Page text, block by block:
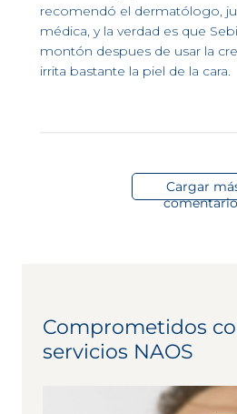
recomendó el dermatólogo,
médica, y la verdad es que
montón despues de usar la
irrita bastante la piel de la cara.
Cargar
Comprometidos
servicios NAOS